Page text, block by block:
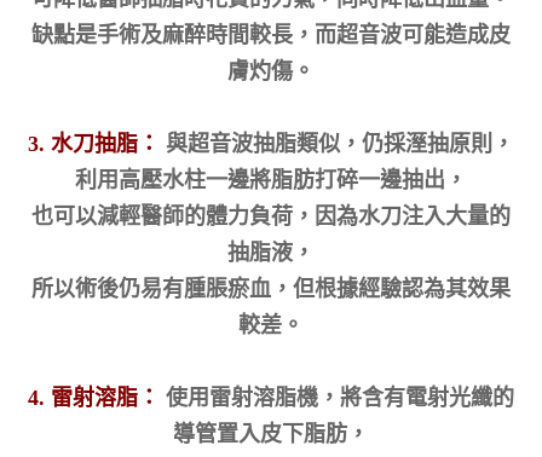
缺點是手術及麻醉時間較長，而超音波可能造成皮
膚灼傷。
3. 水刀抽脂： 與超音波抽脂類似，仍採溼抽原則，
利用高壓水柱一邊將脂肪打碎一邊抽出，
也可以減輕醫師的體力負荷，因為水刀注入大量的
抽脂液，
所以術後仍易有腫脹瘀血，但根據經驗認為其效果
較差。
4. 雷射溶脂： 使用雷射溶脂機，將含有電射光纖的
導管置入皮下脂肪，